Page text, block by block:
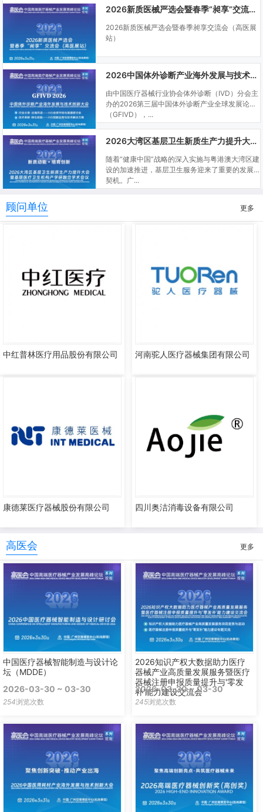
2026新质医械严选会暨春季“昶享”交流会（高医展站）
2026新质医械严选会暨春季昶享交流会（高医展
站）
2026中国体外诊断产业海外发展与技术创新大会
由中国医疗器械行业协会体外诊断（IVD）分会主
办的2026第三届中国体外诊断产业全球发展论坛
（GFIVD），...
2026大湾区基层卫生新质生产力提升大会暨基层医疗卫生机构产学研融合学术会议
随着“健康中国”战略的深入实施与粤港澳大湾区建
设的加速推进，基层卫生服务迎来了重要的发展
契机。广...
顾问单位 更多
中红普林医疗用品股份有限公司 河南驼人医疗器械集团有限公司
康德莱医疗器械股份有限公司 四川奥洁消毒设备有限公司
高医会 更多
中国医疗器械智能制造与设计论
坛（MDDE）
2026-03-30 ~ 03-30
254浏览次数
2026知识产权大数据助力医疗
器械产业高质量发展服务暨医疗
器械注册申报质量提升与'零发
补'能力建设交流会
2026-03-30 ~ 03-30
245浏览次数